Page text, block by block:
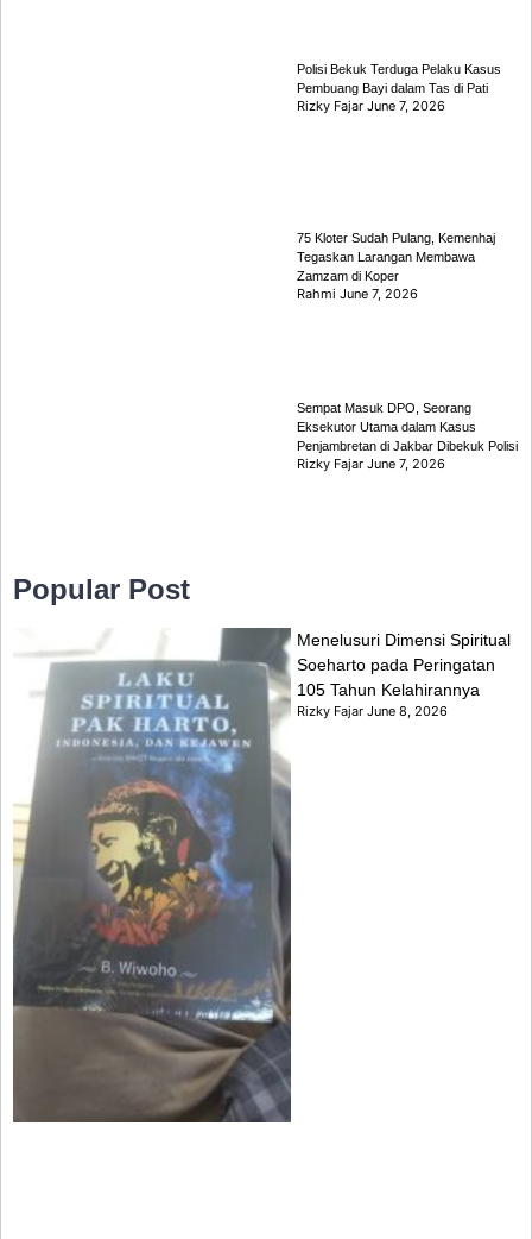
Polisi Bekuk Terduga Pelaku Kasus
Pembuang Bayi dalam Tas di Pati
Rizky FajarJune 7, 2026
75 Kloter Sudah Pulang, Kemenhaj
Tegaskan Larangan Membawa
Zamzam di Koper
RahmiJune 7, 2026
Sempat Masuk DPO, Seorang
Eksekutor Utama dalam Kasus
Penjambretan di Jakbar Dibekuk Polisi
Rizky FajarJune 7, 2026
Popular Post
Menelusuri Dimensi Spiritual
Soeharto pada Peringatan
105 Tahun Kelahirannya
Rizky FajarJune 8, 2026